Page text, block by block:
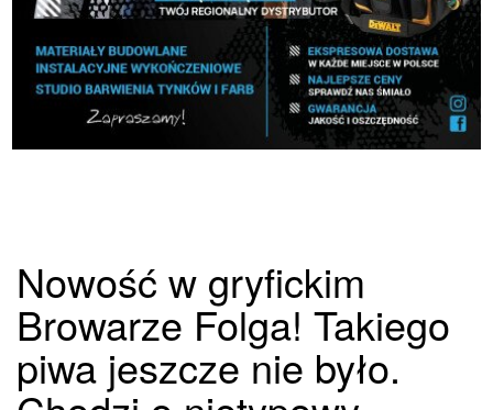
Nowość w gryfickim
Browarze Folga! Takiego
piwa jeszcze nie było.